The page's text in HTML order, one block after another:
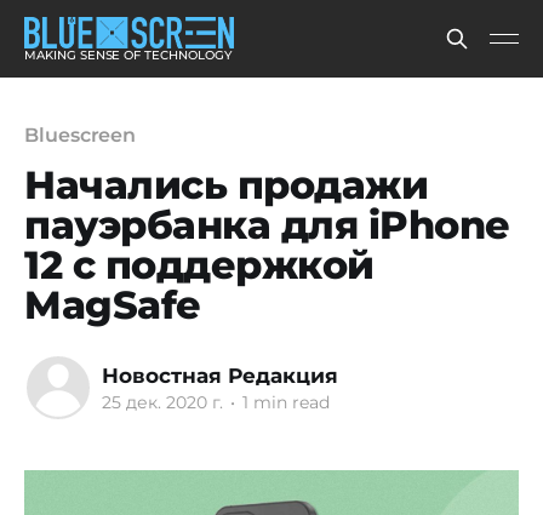
MAKING SENSE OF TECHNOLOGY
Bluescreen
Начались продажи
пауэрбанка для iPhone
12 с поддержкой
MagSafe
Новостная Редакция
25 дек. 2020 г. • 1 min read